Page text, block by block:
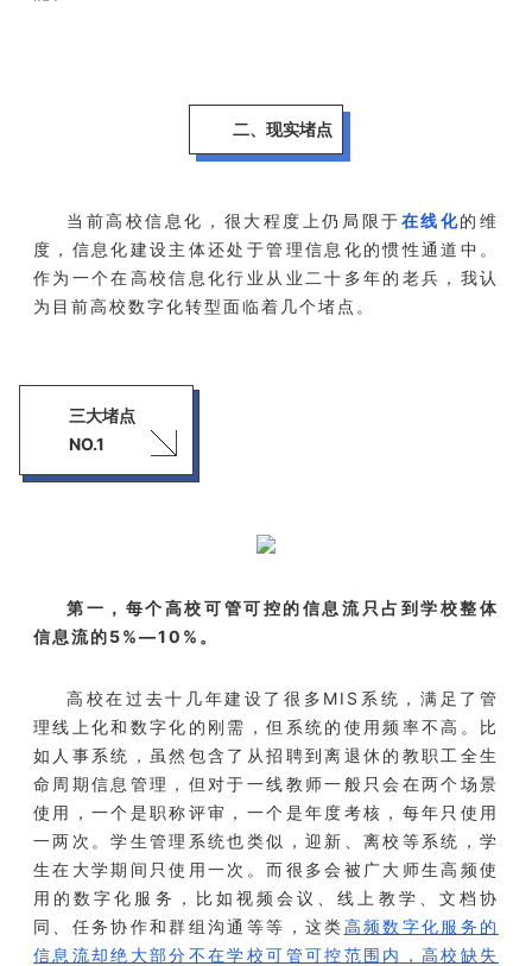
二、现实堵点
当前高校信息化，很大程度上仍局限于在线化的维
度，信息化建设主体还处于管理信息化的惯性通道中。
作为一个在高校信息化行业从业二十多年的老兵，我认
为目前高校数字化转型面临着几个堵点。
三大堵点
NO.1
第一，每个高校可管可控的信息流只占到学校整体
信息流的5%—10%。
高校在过去十几年建设了很多MIS系统，满足了管
理线上化和数字化的刚需，但系统的使用频率不高。比
如人事系统，虽然包含了从招聘到离退休的教职工全生
命周期信息管理，但对于一线教师一般只会在两个场景
使用，一个是职称评审，一个是年度考核，每年只使用
一两次。学生管理系统也类似，迎新、离校等系统，学
生在大学期间只使用一次。而很多会被广大师生高频使
用的数字化服务，比如视频会议、线上教学、文档协
同、任务协作和群组沟通等等，这类高频数字化服务的
信息流却绝大部分不在学校可管可控范围内，高校缺失